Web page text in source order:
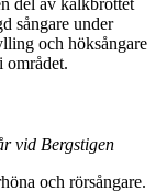
del av kalkbrottet
sångare under
och höksångare
området.
vid Bergstigen
och rörsångare.